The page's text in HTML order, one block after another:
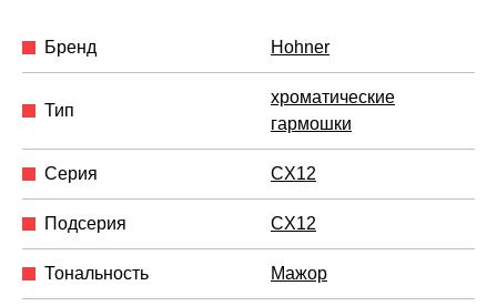
Бренд Hohner
Тип
хроматические
гармошки
Серия CX12
Подсерия CX12
Тональность Мажор